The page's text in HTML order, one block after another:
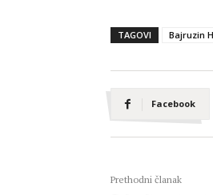
TAGOVI Bajruzin
Facebook
Prethodni članak